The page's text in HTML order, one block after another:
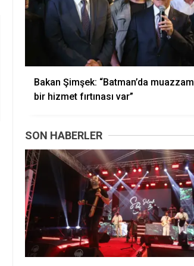
Bakan Şimşek: “Batman’da muazzam
bir hizmet fırtınası var”
SON HABERLER